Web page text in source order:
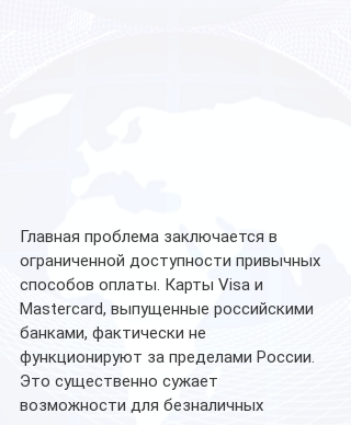
Главная проблема заключается в
ограниченной доступности привычных
способов оплаты. Карты Visa и
Mastercard, выпущенные российскими
банками, фактически не
функционируют за пределами России.
Это существенно сужает
возможности для безналичных